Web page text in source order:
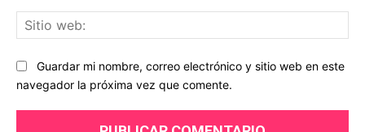
Guardar mi nombre, correo electrónico y sitio web en este
navegador la próxima vez que comente.